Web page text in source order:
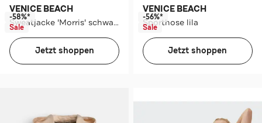
VENICE BEACH
Sweatjacke 'Morris' schwarz
-58%*
Sale
Jetzt shoppen
VENICE BEACH
Sporthose lila
-56%*
Sale
Jetzt shoppen